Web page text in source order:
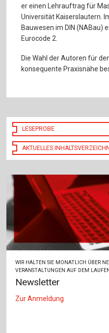
er einen Lehrauftrag für
Universität Kaiserslautern.
Bauwesen im DIN (NABau)
Eurocode 2.
Die Wahl der Autoren für
konsequente Praxisnähe
LESEPROBE
AKTUELLES
WIR HALTEN SIE MONATLICH ÜBER
VERANSTALTUNGEN AUF DEM
Newsletter
Zur Anmeldung